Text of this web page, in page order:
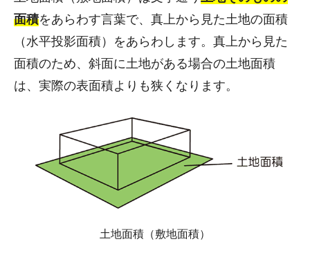
面積をあらわす言葉で、真上から見た土地の面積
（水平投影面積）をあらわします。真上から見た
面積のため、斜面に土地がある場合の土地面積
は、実際の表面積よりも狭くなります。
土地面積（敷地面積）